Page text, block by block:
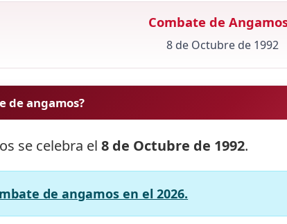
Combate de
8 de Octubre de 1992
de angamos?
se celebra el8 de Octubre de 1992.
de angamos en el 2026.